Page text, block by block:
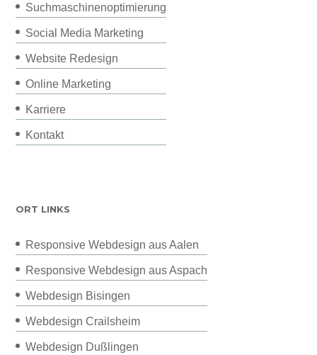
Suchmaschinenoptimierung
Social Media Marketing
Website Redesign
Online Marketing
Karriere
Kontakt
ORT LINKS
Responsive Webdesign aus Aalen
Responsive Webdesign aus Aspach
Webdesign Bisingen
Webdesign Crailsheim
Webdesign Dußlingen